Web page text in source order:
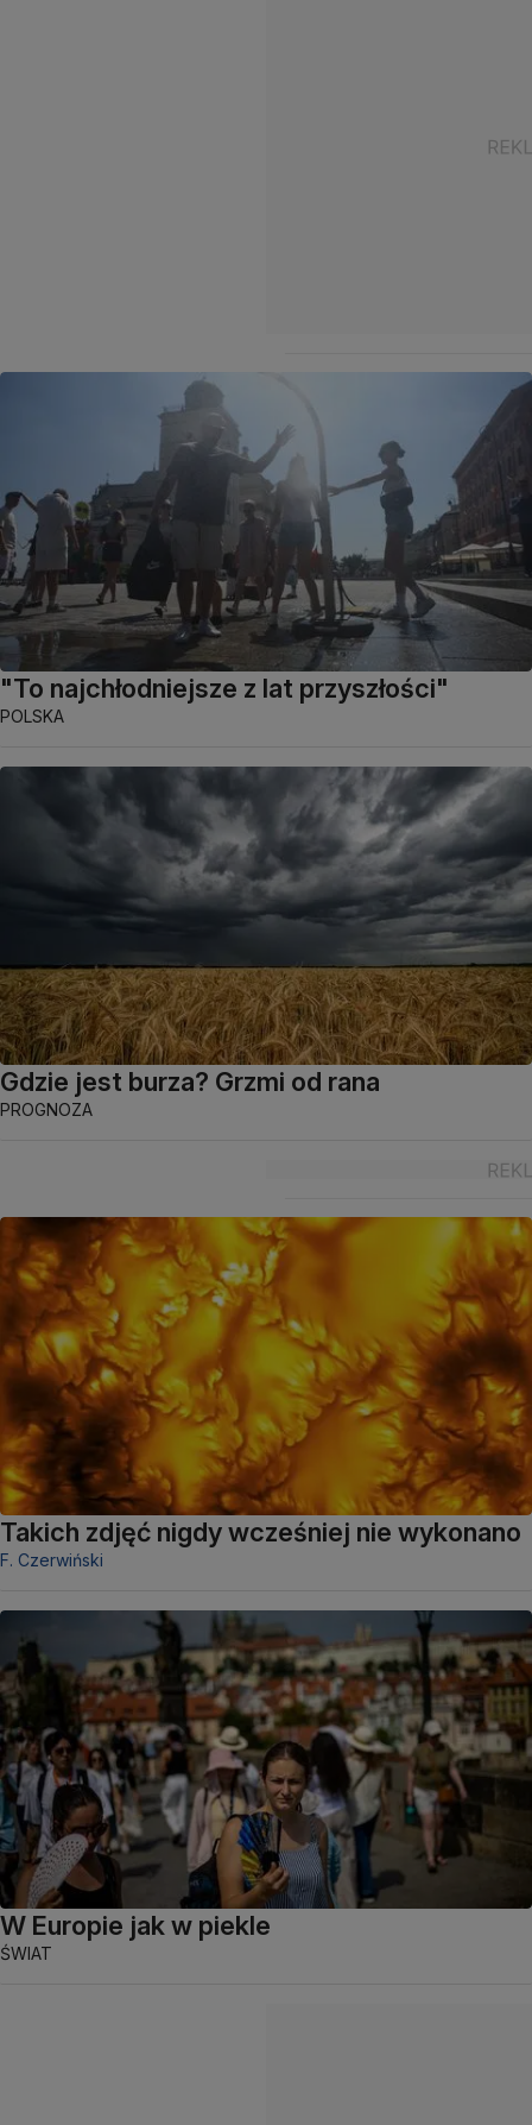
"To najchłodniejsze z lat przyszłości"
POLSKA
Gdzie jest burza? Grzmi od rana
PROGNOZA
Takich zdjęć nigdy wcześniej nie wykonano
F. Czerwiński
W Europie jak w piekle
ŚWIAT